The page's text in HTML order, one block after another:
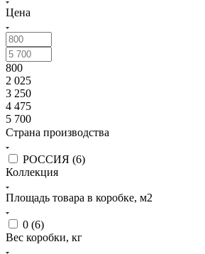
Цена
800
2 025
3 250
4 475
5 700
Страна производства
РОССИЯ (6)
Коллекция
Площадь товара в коробке, м2
0 (6)
Вес коробки, кг